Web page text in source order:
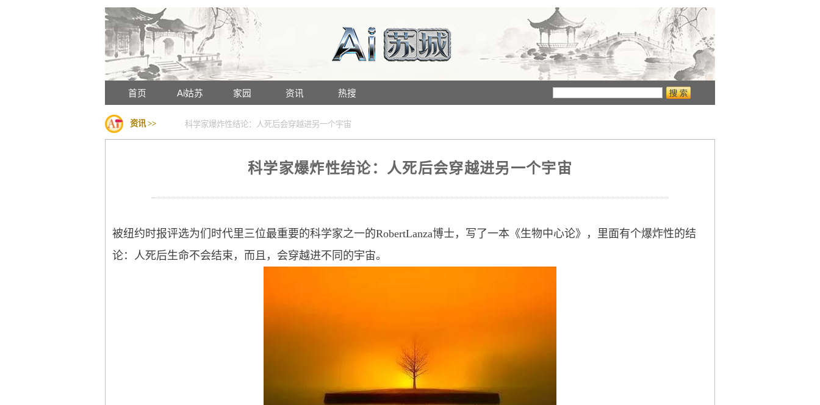
首页 Ai姑苏 家园 资讯 热搜
资讯 >> 科学家爆炸性结论：人死后会穿越进另一个宇宙
科学家爆炸性结论：人死后会穿越进另一个宇宙
被纽约时报评选为们时代里三位最重要的科学家之一的RobertLanza博士，写了一本《生物中心论》，里面有个爆炸性的结
论： 人死后生命不会结束，而且，会穿越进不同的宇宙。